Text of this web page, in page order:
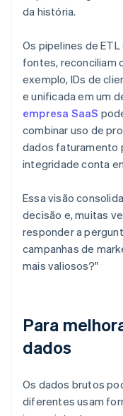
da história.
Os pipelines de
fontes, reconciliam
exemplo, IDs de
e unificada em um
empresa SaaS
combinar uso de
dados faturamento
integridade conta
Essa visão
decisão e, muitas
responder a
campanhas de
mais valiosos?"
Para
dados
Os dados brutos
diferentes usam